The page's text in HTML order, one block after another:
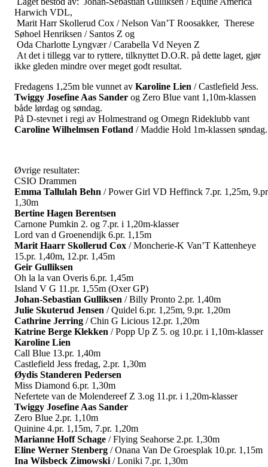
Harwich VDL,
Marit Harr Skollerud Cox / Nelson Van’T Roosakker, Therese
Søhoel Henriksen / Santos Z og
Oda Charlotte Lyngvær / Carabella Vd Neyen Z
At det i tillegg var to ryttere, tilknyttet D.O.R. på dette laget, gjør
ikke gleden mindre over meget godt resultat.
Fredagens 1,25m ble vunnet av Karoline Lien / Castlefield Jess.
Twiggy Josefine Aas Sander og Zero Blue vant 1,10m-klassen
både lørdag og søndag.
På D-stevnet i regi av Holmestrand og Omegn Rideklubb vant
Caroline Wilhelmsen Fotland / Maddie Hold 1m-klassen søndag.
Øvrige resultater:
CSIO Drammen
Emma Tallulah Behn / Power Girl VD Heffinck 7.pr. 1,25m,
1,30m
Bertine Hagen Berentsen
Carnone Pumkin 2. og 7.pr. i 1,20m-klasser
Lord van d Groenendijk 6.pr. 1,15m
Marit Haarr Skollerud Cox / Moncherie-K Van’T Kattenheye
15.pr. 1,40m, 12.pr. 1,45m
Geir Gulliksen
Oh la la van Overis 6.pr. 1,45m
Island V G 11.pr. 1,55m (Oxer GP)
Johan-Sebastian Gulliksen / Billy Pronto 2.pr. 1,40m
Julie Skuterud Jensen / Quidel 6.pr. 1,25m, 9.pr. 1,20m
Cathrine Jerring / Chin G Licious 12.pr. 1,20m
Katrine Berge Klekken / Popp Up Z 5. og 10.pr. i 1,10m-klasser
Karoline Lien
Call Blue 13.pr. 1,40m
Castlefield Jess fredag, 2.pr. 1,30m
Øydis Standeren Pedersen
Miss Diamond 6.pr. 1,30m
Nefertete van de Molendereef Z 3.og 11.pr. i 1,20m-klasser
Twiggy Josefine Aas Sander
Zero Blue 2.pr. 1,10m
Quinine 4.pr. 1,15m, 7.pr. 1,20m
Marianne Hoff Schage / Flying Seahorse 2.pr. 1,30m
Eline Werner Stenberg / Onana Van De Groesplak 10.pr. 1,15m
Ina Wilsbeck Zimowski/ Loniki 7.pr. 1,30m